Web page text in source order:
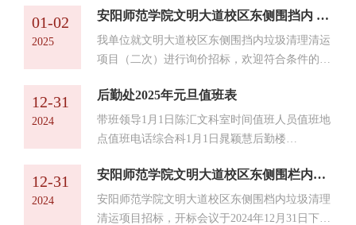
15个日历天四、报名条件及投标文件的递交1、
凡有意参加投标者，请于2025年元月7日至元月9
日，将投标文件发送至邮...
布如下：1、项目名称：安阳师范学院文明大道
校区东侧围档内垃圾清理清运项目（二次）（编
号：后勤采购2024-014）2、评审结果：因本项
按流标处理。3、联系事项：招标人：安阳师范
学院地址：安阳市文峰区弦歌大道436号联系
人：文老师联系电话：0372-...
01-02
2025
安阳师范学院文明大道校区东侧围挡内 垃圾清理清运项目（二次）询价公告
我单位就文明大道校区东侧围挡内垃圾清理清运
项目（二次）进行询价招标，欢迎符合条件的供
采购项目名称：安阳师范学院文明大道校区东侧
围挡内垃圾清理清运项目（二次）（编号：后勤
采购2024—014）二、项目预算金额：47000元
15个日历天四、报名条件及投标文件的递交1、
凡有意参加投标者，请于2025年元月2日至元月6
日，将投标文件发送至邮...
12-31
2024
后勤处2025年元旦值班表
带班领导1月1日陈汇文科室时间值班人员值班地
点值班电话综合科1月1日晁颖慧后勤楼
2043300139物业服务中心1月1日贾合顺后勤楼
1012900125饮食服务中心1月1日刘守波饮食中心
办公室 3300779工程管理科1月1日刘志超后勤楼
12-31
2024
安阳师范学院文明大道校区东侧围栏内垃圾清理清运项目流标公告
安阳师范学院文明大道校区东侧围档内垃圾清理
清运项目招标，开标会议于2024年12月31日下午